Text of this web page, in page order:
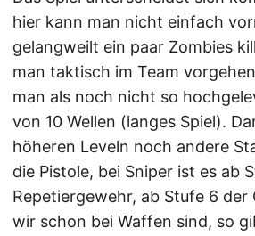
hier kann man nicht einfach
gelangweilt ein paar Zombies
man taktisch im Team
man als noch nicht so
von 10 Wellen (langes Spiel).
höheren Leveln noch andere
die Pistole, bei Sniper ist es ab
Repetiergewehr, ab Stufe 6 der
wir schon bei Waffen sind, so